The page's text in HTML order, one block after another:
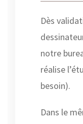
Dès
notre
réalise
besoin).
Dans le